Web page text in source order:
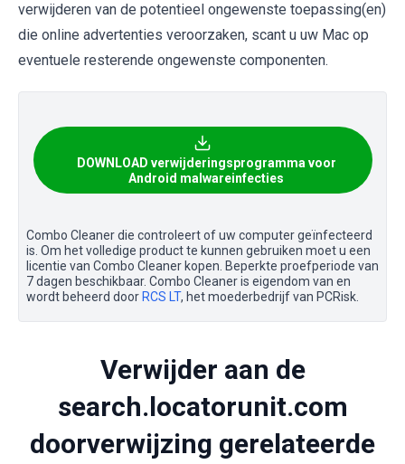
verwijderen van de potentieel ongewenste toepassing(en)
die online advertenties veroorzaken, scant u uw Mac op
eventuele resterende ongewenste componenten.
DOWNLOAD verwijderingsprogramma voor
Android malwareinfecties
Combo Cleaner die controleert of uw computer geïnfecteerd
is. Om het volledige product te kunnen gebruiken moet u een
licentie van Combo Cleaner kopen. Beperkte proefperiode van
7 dagen beschikbaar. Combo Cleaner is eigendom van en
wordt beheerd door RCS LT, het moederbedrijf van PCRisk.
Verwijder aan de
search.locatorunit.com
doorverwijzing gerelateerde